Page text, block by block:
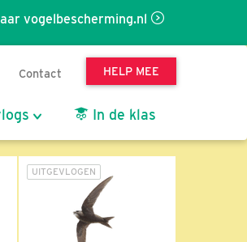
vogelbescherming.nl
Contact HELP MEE
In de klas
UITGEVLOGEN